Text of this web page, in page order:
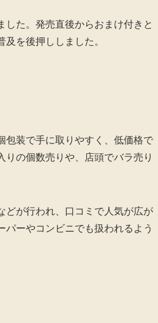
た。発売直後からおまけ付きと
を後押ししました。
包装で手に取りやすく、低価格で
の個数売りや、店頭でバラ売り
どが行われ、口コミで人気が広が
ーやコンビニでも扱われるよう